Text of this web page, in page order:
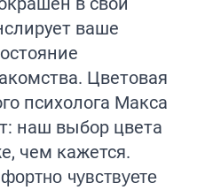
ваше
Цветовая
психолога Макса
наш выбор цвета
чем кажется.
чувствуете